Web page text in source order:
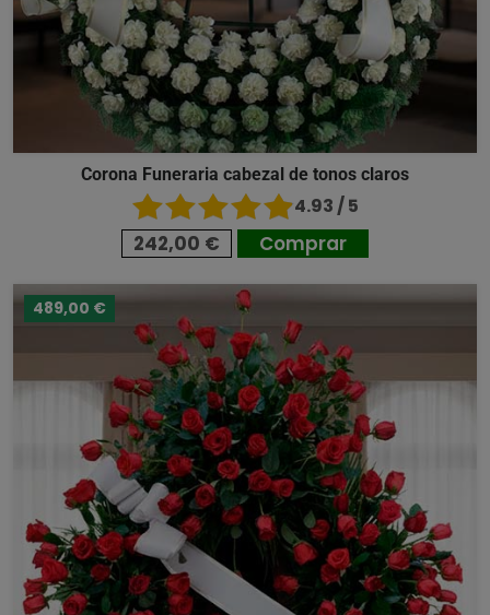
Corona Funeraria cabezal de tonos claros
4.93 / 5
242,00 € Comprar
489,00 €